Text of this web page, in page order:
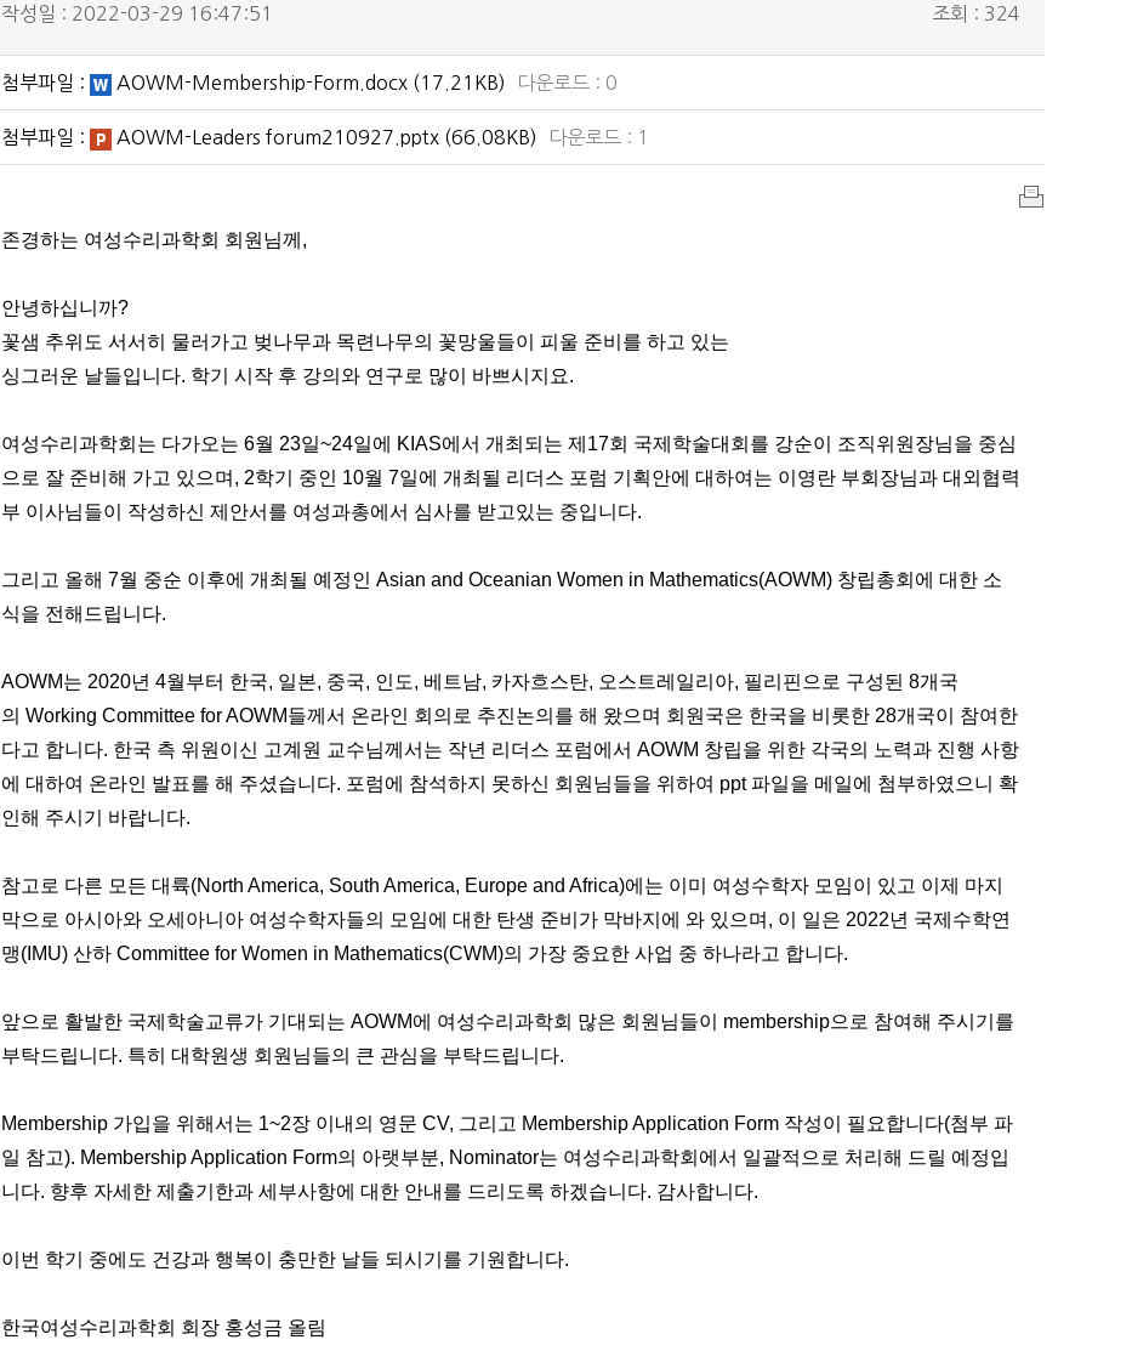
작성일 : 2022-03-29 16:47:51
조회 : 324
첨부파일 : AOWM-Membership-Form.docx (17.21KB) 다운로드 : 0
첨부파일 : AOWM-Leaders forum210927.pptx (66.08KB) 다운로드 : 1
존경하는 여성수리과학회 회원님께 ,
안녕하십니까?
꽃샘 추위도 서서히 물러가고 벚나무과 목련나무의 꽃망울들이 피울 준비를 하고 있는
싱그러운 날들입니다. 학기 시작 후 강의와 연구로 많이 바쁘시지요.
여성수리과학회는 다가오는 6월 23일~24일에 KIAS에서 개최되는 제 17회 국제학술대회를 강순이 조직위원장님을 중심
으로 잘 준비해 가고 있으며 , 2학기 중인 10월 7일에 개최될 리더스 포럼 기획안에 대하여는 이영란 부회장님과 대외협력
부 이사님들이 작성하신 제안서를 여성과총에서 심사를 받고있는 중입니다.
그리고 올해 7월 중순 이후에 개최될 예정인 Asian and Oceanian Women in Mathematics(AOWM) 창립총회에 대한 소
식을 전해드립니다.
AOWM는 2020년 4월부터 한국, 일본, 중국, 인도, 베트남, 카자흐스탄, 오스트레일리아, 필리핀으로 구성된 8개국
의 Working Committee for AOWM들께서 온라인 회의로 추진논의를 해 왔으며 회원국은 한국을 비롯한 28개국이 참여한
다고 합니다. 한국 측 위원이신 고계원 교수님께서는 작년 리더스 포럼에서 AOWM 창립을 위한 각국의 노력과 진행 사항
에 대하여 온라인 발표를 해 주셨습니다. 포럼에 참석하지 못하신 회원님들을 위하여 ppt 파일을 메일에 첨부하였으니 확
인해 주시기 바랍니다.
참고로 다른 모든 대륙(North America, South America, Europe and Africa)에는 이미 여성수학자 모임이 있고 이제 마지
막으로 아시아와 오세아니아 여성수학자들의 모임에 대한 탄생 준비가 막바지에 와 있으며 , 이 일은 2022년 국제수학연
맹(IMU) 산하 Committee for Women in Mathematics(CWM)의 가장 중요한 사업 중 하나라고 합니다.
앞으로 활발한 국제학술교류가 기대되는 AOWM에 여성수리과학회 많은 회원님들이 membership으로 참여해 주시기를
부탁드립니다. 특히 대학원생 회원님들의 큰 관심을 부탁드립니다.
Membership 가입을 위해서는 1~2장 이내의 영문 CV, 그리고 Membership Application Form 작성이 필요합니다(첨부 파
일 참고). Membership Application Form의 아랫부분, Nominator는 여성수리과학회에서 일괄적으로 처리해 드릴 예정입
니다. 향후 자세한 제출기한과 세부사항에 대한 안내를 드리도록 하겠습니다. 감사합니다.
이번 학기 중에도 건강과 행복이 충만한 날들 되시기를 기원합니다.
한국여성수리과학회 회장 홍성금 올림